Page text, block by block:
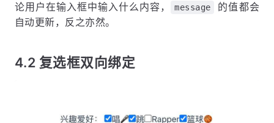
论用户在输入框中输入什么内容，
message
的值都会
自动更新，反之亦然。
4.2 复选框双向绑定